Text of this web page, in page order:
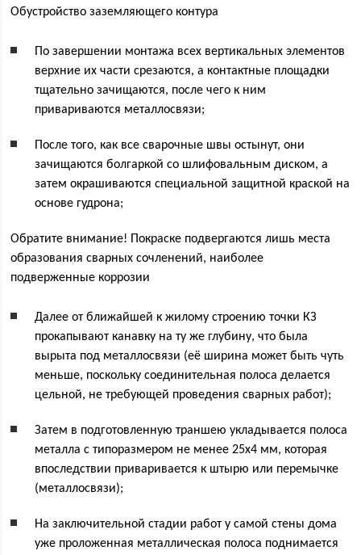
Обустройство заземляющего контура
По завершении монтажа всех вертикальных элементов
верхние их части срезаются, а контактные площадки
тщательно зачищаются, после чего к ним
привариваются металлосвязи;
После того, как все сварочные швы остынут, они
зачищаются болгаркой со шлифовальным диском, а
затем окрашиваются специальной защитной краской на
основе гудрона;
Обратите внимание! Покраске подвергаются лишь места
образования сварных сочленений, наиболее
подверженные коррозии
Далее от ближайшей к жилому строению точки КЗ
прокапывают канавку на ту же глубину, что была
вырыта под металлосвязи (её ширина может быть чуть
меньше, поскольку соединительная полоса делается
цельной, не требующей проведения сварных работ);
Затем в подготовленную траншею укладывается полоса
металла с типоразмером не менее 25х4 мм, которая
впоследствии приваривается к штырю или перемычке
(металлосвязи);
На заключительной стадии работ у самой стены дома
уже проложенная металлическая полоса поднимается